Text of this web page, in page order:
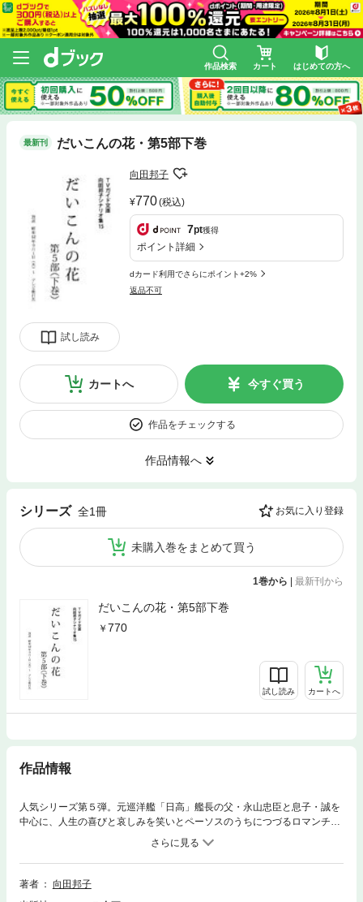
作品検索 カート はじめての方へ
最新刊 だいこんの花・第5部下巻
試し読み
向田邦子
770(税込)
7pt獲得
ポイント詳細
dカード利用でさらにポイント+2%
返品不可
カートへ 今すぐ買う
作品をチェックする
作品情報へ
シリーズ 全1冊 お気に入り登録
未購入巻をまとめて買う
1巻から | 最新刊から
だいこんの花・第5部下巻
770
試し読み カートへ
作品情報
人気シリーズ第５弾。元巡洋艦「日高」艦長の父・永山忠臣と息子・誠を
中心に、人生の喜びと哀しみを笑いとペーソスのうちにつづるロマンチッ
ク・ホームドラマ。誠がより子と晴れて結婚してはや１年。忠臣の小うる
さい“嫁教育”、周囲へのお節介は相変わらずで、誠たちの気の休まるひま
もない。おまけに、自由奔放なより子の妹や、忠臣がひそかに思いを寄せ
るバーのマダムがさまざまに絡むなど、永山家をめぐる騒動の日々はまだ
著者
向田邦子